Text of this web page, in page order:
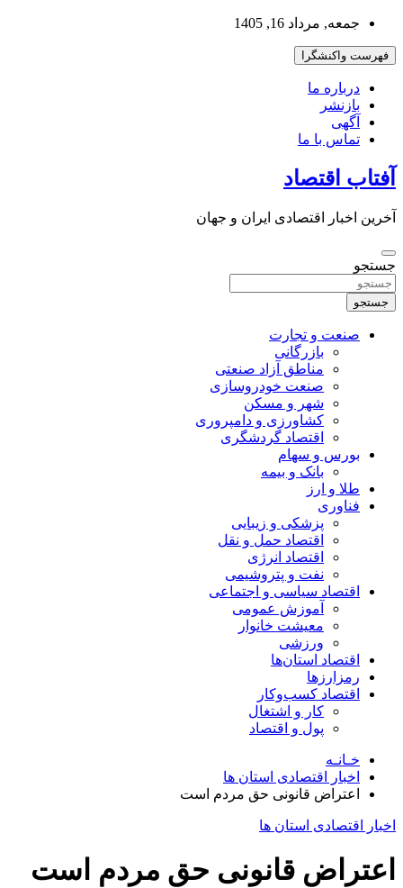
بروید
جمعه, مرداد 16, 1405
فهرست واکنشگرا
درباره ما
بازنشر
آگهی
تماس با ما
آفتاب اقتصاد
آخرین اخبار اقتصادی ایران و جهان
جستجو
جستجو
صنعت و تجارت
بازرگانی
مناطق آزاد صنعتی
صنعت خودروسازی
شهر و مسکن
کشاورزی و دامپروری
اقتصاد گردشگری
بورس و سهام
بانک و بیمه
طلا و ارز
فناوری
پزشکی و زیبایی
اقتصاد حمل و نقل
اقتصاد انرژی
نفت و پتروشیمی
اقتصاد سیاسی و اجتماعی
آموزش عمومی
معیشت خانوار
ورزشی
اقتصاد استان‌ها
رمزارزها
اقتصاد کسب‌و‌کار
کار و اشتغال
پول و اقتصاد
خـانـه
اخبار اقتصادی استان ها
اعتراض قانونی حق مردم است
اخبار اقتصادی استان ها
اعتراض قانونی حق مردم است